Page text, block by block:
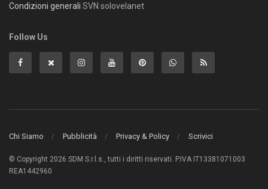
Condizioni generali SVN solovelanet
Follow Us
Chi Siamo Pubblicità Privacy & Policy Scrivici
© Copyright 2026 SDM S.r.l.s., tutti i diritti riservati. P.IVA IT13381071003
REA1442960